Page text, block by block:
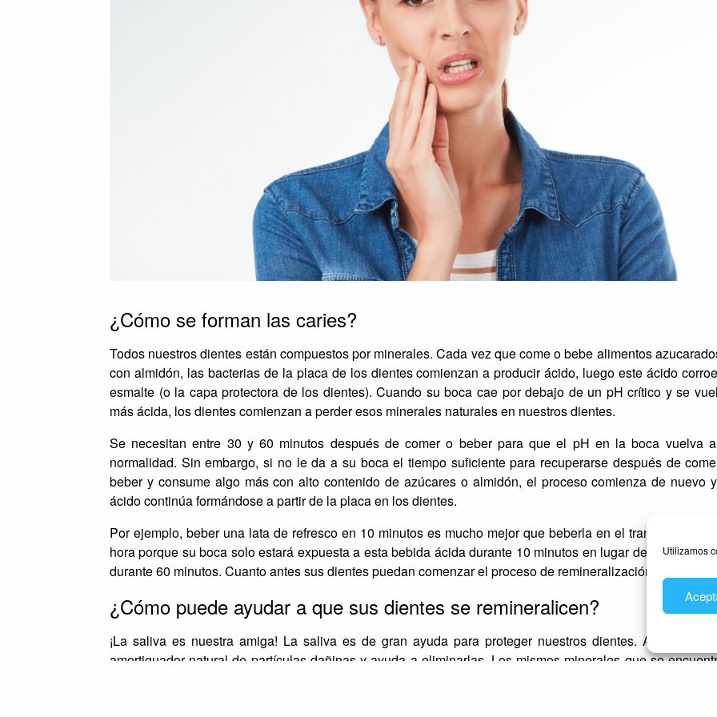
Utilizamos
¿Cómo se forman las caries?
Todos nuestros dientes están compuestos por minerales. Cada vez que come o bebe alimentos
con almidón, las bacterias de la placa de los dientes comienzan a producir ácido, luego este ácido
esmalte (o la capa protectora de los dientes). Cuando su boca cae por debajo de un pH crítico y se
más ácida, los dientes comienzan a perder esos minerales naturales en nuestros dientes.
Se necesitan entre 30 y 60 minutos después de comer o beber para que el pH en la boca vuelva
normalidad. Sin embargo, si no le da a su boca el tiempo suficiente para recuperarse después de
beber y consume algo más con alto contenido de azúcares o almidón, el proceso comienza de nuevo
ácido continúa formándose a partir de la placa en los dientes.
Por ejemplo, beber una lata de refresco en 10 minutos es mucho mejor que beberla en el transcurso de
hora porque su boca solo estará expuesta a esta bebida ácida durante 10 minutos en lugar de
durante 60 minutos. Cuanto antes sus dientes puedan comenzar el proceso de remineralización, mejor.
¿Cómo puede ayudar a que sus dientes se remineralicen?
¡La saliva es nuestra amiga! La saliva es de gran ayuda para proteger nuestros dientes. Actúa como
amortiguador natural de partículas dañinas y ayuda a eliminarlas. Los mismos minerales que se